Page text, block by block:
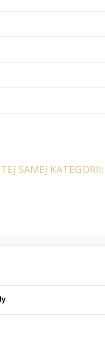
SAMEJ KATEGORII: